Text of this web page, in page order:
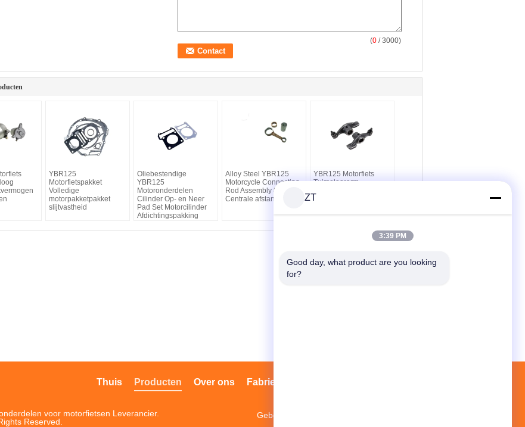
(0 / 3000)
YBR125
Motorfietspakket
Volledige
motorpakketpakket
slijtvastheid
Oliebestendige
YBR125
Motoronderdelen
Cilinder Op- en Neer
Pad Set Motorcilinder
Afdichtingspakking
Alloy Steel YBR125
Motorcycle Connecting
Rod Assembly 89MM
Centrale afstand
YBR125 Motorfiets
Tuimelaararm
Gegoten Stalen
Fabrieksreis
Over ons
Producten
Thuis
voor motorfietsen Leverancier.
Reserved.
Gebouw 3, Mopei Industrial Park, Baiyun
ZT
3:39 PM
Good day, what product are you looking
for?